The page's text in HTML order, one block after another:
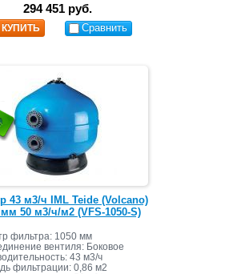
294 451 руб.
КУПИТЬ Сравнить
43 м3/ч IML Teide (Volcano)
мм 50 м3/ч/м2 (VFS-1050-S)
фильтра: 1050 мм
вентиля: Боковое
43 м3/ч
фильтрации: 0,86 м2